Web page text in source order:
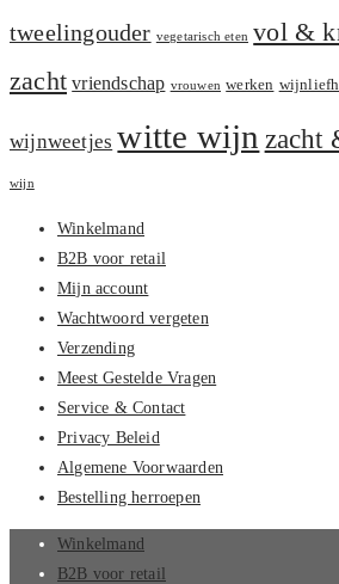
tweelingouder vegetarisch eten vol &
zacht vriendschap vrouwen werken
wijnweetjes witte wijn zacht
wijn
Winkelmand
B2B voor retail
Mijn account
Wachtwoord vergeten
Verzending
Meest Gestelde Vragen
Service & Contact
Privacy Beleid
Algemene Voorwaarden
Bestelling herroepen
Winkelmand
B2B voor retail